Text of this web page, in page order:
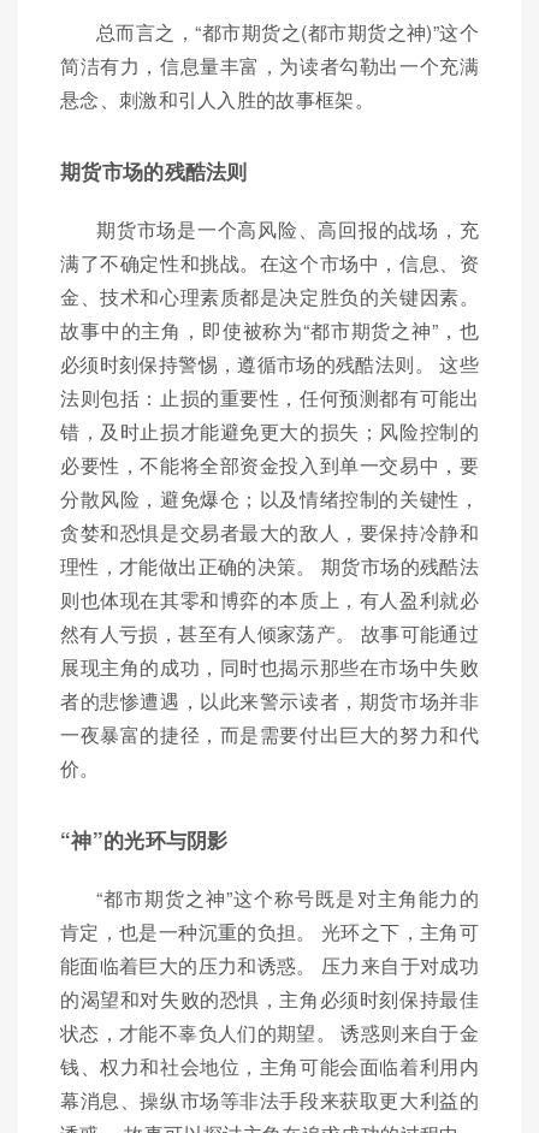
总而言之，“都市期货之(都市期货之神)”这个
简洁有力，信息量丰富，为读者勾勒出一个充满
悬念、刺激和引人入胜的故事框架。
期货市场的残酷法则
期货市场是一个高风险、高回报的战场，充
满了不确定性和挑战。在这个市场中，信息、资
金、技术和心理素质都是决定胜负的关键因素。
故事中的主角，即使被称为“都市期货之神”，也
必须时刻保持警惕，遵循市场的残酷法则。 这些
法则包括：止损的重要性，任何预测都有可能出
错，及时止损才能避免更大的损失；风险控制的
必要性，不能将全部资金投入到单一交易中，要
分散风险，避免爆仓；以及情绪控制的关键性，
贪婪和恐惧是交易者最大的敌人，要保持冷静和
理性，才能做出正确的决策。 期货市场的残酷法
则也体现在其零和博弈的本质上，有人盈利就必
然有人亏损，甚至有人倾家荡产。 故事可能通过
展现主角的成功，同时也揭示那些在市场中失败
者的悲惨遭遇，以此来警示读者，期货市场并非
一夜暴富的捷径，而是需要付出巨大的努力和代
价。
“神”的光环与阴影
“都市期货之神”这个称号既是对主角能力的
肯定，也是一种沉重的负担。 光环之下，主角可
能面临着巨大的压力和诱惑。 压力来自于对成功
的渴望和对失败的恐惧，主角必须时刻保持最佳
状态，才能不辜负人们的期望。 诱惑则来自于金
钱、权力和社会地位，主角可能会面临着利用内
幕消息、操纵市场等非法手段来获取更大利益的